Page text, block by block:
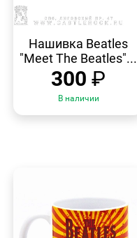
ПРОСМОТР
Нашивка Beatles
"Meet The Beatles"...
300 ₽
В наличии